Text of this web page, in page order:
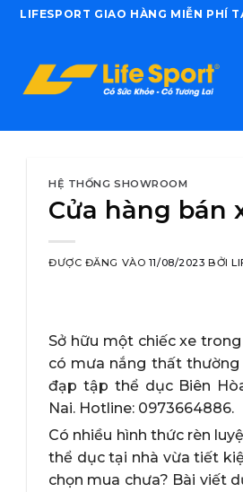
SkipLIFESPORT GIAO HÀNG MIỄN PHÍ
HỆ THỐNG SHOWROOM
Cửa hàng bán
ĐƯỢC ĐĂNG VÀO 11/08/2023 BỞI
Sở hữu một chiếc xe
có mưa nắng thất thường
đạp tập thể dục Biên
Nai. Hotline: 0973664886.
Có nhiều hình thức rèn
thể dục tại nhà vừa tiết
chọn mua chưa? Bài viết